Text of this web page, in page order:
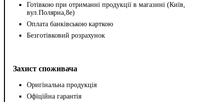
Готівкою при отриманні продукції в магазині (Київ,
вул.Полярна,8е)
Оплата банківською карткою
Безготівковий розрахунок
Захист споживача
Оригінальна продукція
Офіційна гарантія